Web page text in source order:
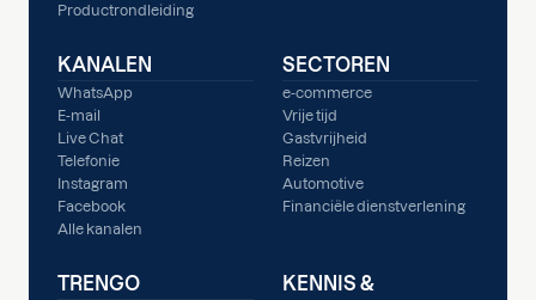
Productrondleiding
KANALEN
WhatsApp
E-mail
Live Chat
Telefonie
Instagram
Facebook
Alle kanalen
SECTOREN
e-commerce
Vrije tijd
Gastvrijheid
Reizen
Automotive
Financiële dienstverlening
TRENGO
KENNIS &